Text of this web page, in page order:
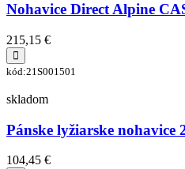
Nohavice Direct Alpine
215,15 €
kód:21S001501
skladom
Pánske lyžiarske
104,45 €